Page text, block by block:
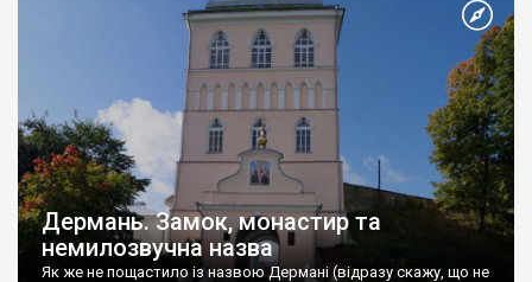
Дермань. Замок, монастир та
немилозвучна назва
Як же не пощастило із назвою Дермані (відразу скажу, що не